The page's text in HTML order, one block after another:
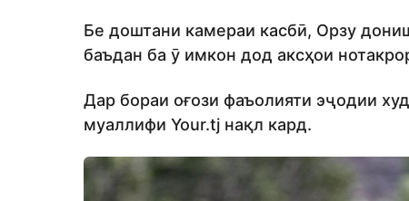
Бе доштани камераи касбӣ, Орзу
баъдан ба ӯ имкон дод аксҳои
Дар бораи оғози фаъолияти эҷодии
муаллифи Your.tj нақл кард.